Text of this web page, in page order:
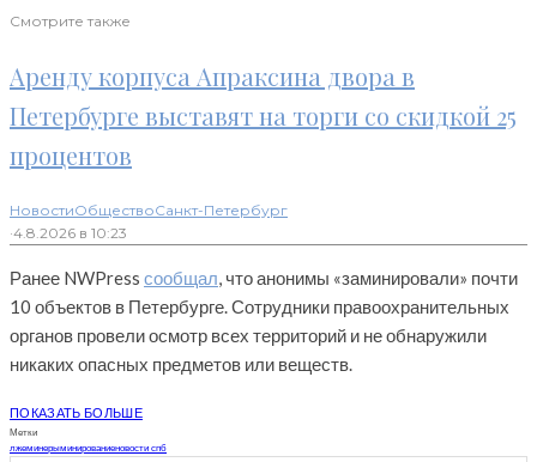
Смотрите также
Аренду корпуса Апраксина двора в
Петербурге выставят на торги со скидкой 25
процентов
НовостиОбществоСанкт-Петербург
·4.8.2026 в 10:23
Ранее NWPress сообщал, что анонимы «заминировали» почти
10 объектов в Петербурге. Сотрудники правоохранительных
органов провели осмотр всех территорий и не обнаружили
никаких опасных предметов или веществ.
ПОКАЗАТЬ БОЛЬШЕ
Метки
лжеминерыминированиеновости спб